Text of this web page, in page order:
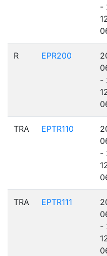
-
R EPR200
-
TRA EPTR110
-
TRA EPTR111
-